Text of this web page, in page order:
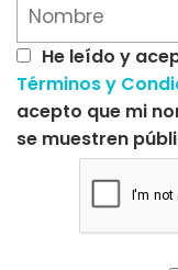
He leído y
Términos y
acepto que mi
se muestren